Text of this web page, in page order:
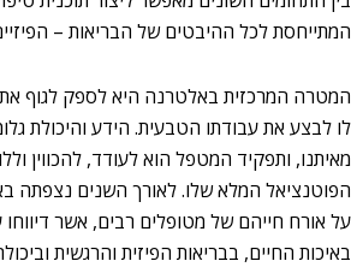
המתייחסת לכל ההיבטים של הבריאות –
המטרה המרכזית באלטרנה היא לספק לגוף
לו לבצע את עבודתו הטבעית. הידע והיכולת
מאיתנו, ותפקיד המטפל הוא לעודד, להכווין
הפוטנציאל המלא שלו. לאורך השנים נצפתה
על אורח חייהם של מטופלים רבים, אשר
באיכות החיים, בבריאות הפיזית והרגשית